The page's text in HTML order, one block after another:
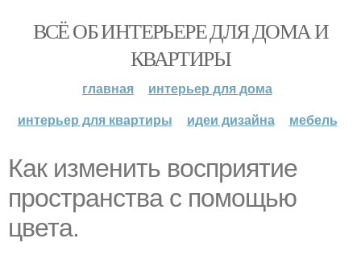
ВСЁ ОБ ИНТЕРЬЕРЕ ДЛЯ ДОМА И
КВАРТИРЫ
главная
интерьер для дома
интерьер для квартиры
идеи дизайна мебель
Как изменить восприятие
пространства с помощью
цвета.